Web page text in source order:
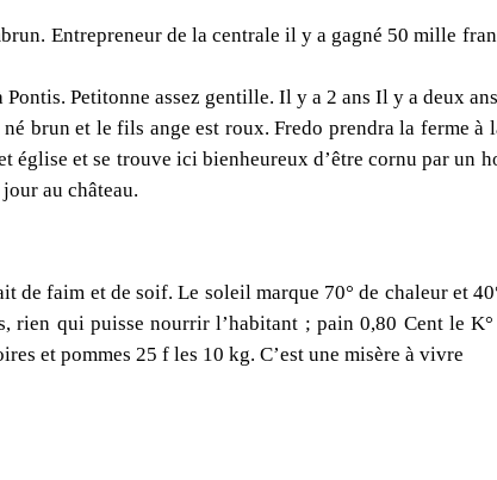
Entrepreneur de la centrale il y a gagné 50 mille
Petitonne assez gentille. Il y a 2 ans Il y a deux
brun et le fils ange est roux. Fredo prendra la ferme à
église et se trouve ici bienheureux d’être cornu par un
au château.
faim et de soif. Le soleil marque 70° de chaleur et
rien qui puisse nourrir l’habitant ; pain 0,80 Cent le
et pommes 25 f les 10 kg. C’est une misère à vivre